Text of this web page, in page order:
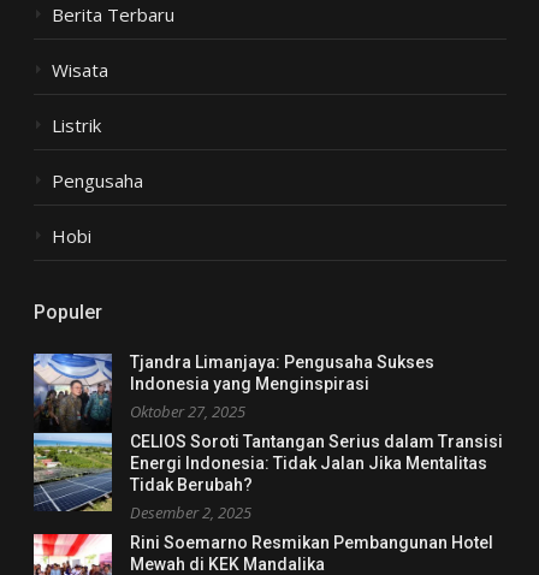
Berita Terbaru
Wisata
Listrik
Pengusaha
Hobi
Populer
Tjandra Limanjaya: Pengusaha Sukses
Indonesia yang Menginspirasi
Oktober 27, 2025
CELIOS Soroti Tantangan Serius dalam Transisi
Energi Indonesia: Tidak Jalan Jika Mentalitas
Tidak Berubah?
Desember 2, 2025
Rini Soemarno Resmikan Pembangunan Hotel
Mewah di KEK Mandalika